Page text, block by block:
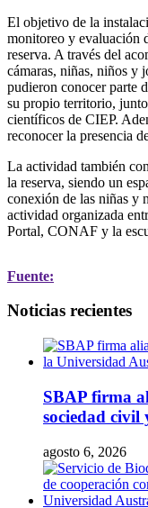
El objetivo de la
monitoreo y evaluación
reserva. A través del
cámaras, niñas, niños y
pudieron conocer parte
su propio territorio,
científicos de CIEP.
reconocer la presencia
La actividad también
la reserva, siendo un
conexión de las niñas y
actividad organizada
Portal, CONAF y la
Fuente:
Noticias recientes
SBAP firma
sociedad civil
agosto 6, 2026